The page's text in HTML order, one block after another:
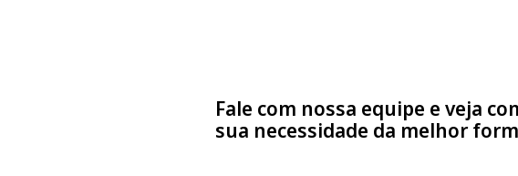
Fale com nossa equipe e veja
sua necessidade da melhor